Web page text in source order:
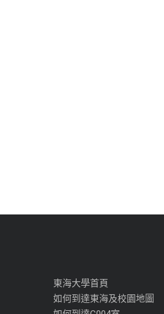
東海大學首頁
如何到達東海及校園地圖